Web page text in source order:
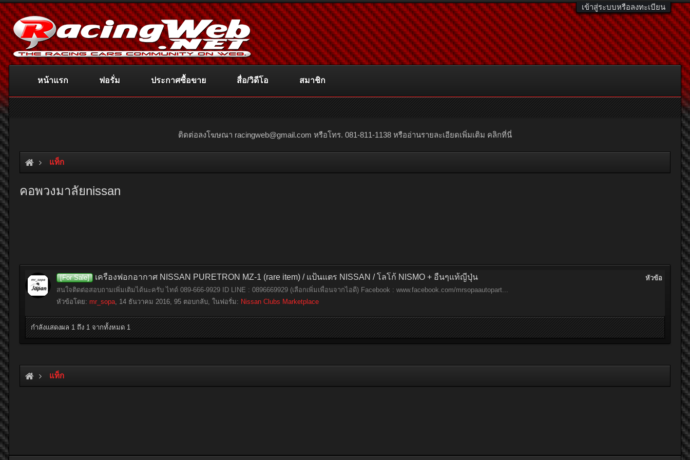
เข้าสู่ระบบหรือลงทะเบียน
ติดต่อลงโฆษณา racingweb@gmail.com หรือโทร. 081-811-1138 หรืออ่านรายละเอียดเพิ่มเติม คลิกที่นี่
แท็ก
คอพวงมาลัยnissan
หัวข้อ
[For Sale] เครื่องฟอกอากาศ NISSAN PURETRON MZ-1 (rare item) / แป้นแตร NISSAN / โลโก้ NISMO + อื่นๆแท้ญี่ปุ่น
สนใจติดต่อสอบถามเพิ่มเติมได้นะครับ ไทด์ 089-666-9929 ID LINE : 0896669929 (เลือกเพิ่มเพื่อนจากไอดี) Facebook : www.facebook.com/mrsopaautopart...
หัวข้อโดย: mr_sopa, 14 ธันวาคม 2016, 95 ตอบกลับ, ในฟอรั่ม: Nissan Clubs Marketplace
กำลังแสดงผล 1 ถึง 1 จากทั้งหมด 1
แท็ก
หน้าแรก ฟอรั่ม ประกาศซื้อขาย สื่อ/วิดีโอ สมาชิก